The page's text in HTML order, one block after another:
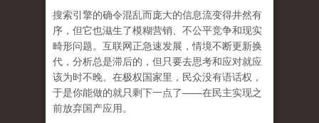
搜索引擎的确令混乱而庞大的信息流变得井然有
序，但它也滋生了模糊营销、不公平竞争和现实
畸形问题。互联网正急速发展，情境不断更新换
代，分析总是滞后的，但只要去思考和应对就应
该为时不晚。在极权国家里，民众没有语话权，
于是你能做的就只剩下一点了——在民主实现之
前放弃国产应用 。